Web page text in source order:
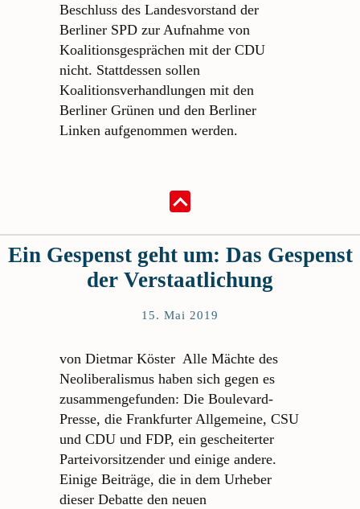
Beschluss des Landesvorstand der
Berliner SPD zur Aufnahme von
Koalitionsgesprächen mit der CDU
nicht. Stattdessen sollen
Koalitionsverhandlungen mit den
Berliner Grünen und den Berliner
Linken aufgenommen werden.
Ein Gespenst geht um: Das Gespenst
der Verstaatlichung
15. Mai 2019
von Dietmar Köster Alle Mächte des
Neoliberalismus haben sich gegen es
zusammengefunden: Die Boulevard-
Presse, die Frankfurter Allgemeine, CSU
und CDU und FDP, ein gescheiterter
Parteivorsitzender und einige andere.
Einige Beiträge, die in dem Urheber
dieser Debatte den neuen